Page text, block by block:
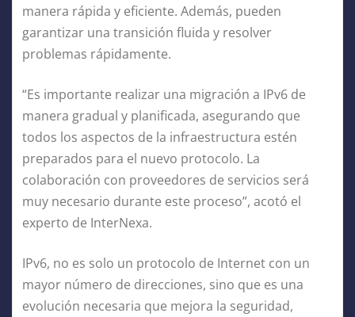
manera rápida y eficiente. Además, pueden
garantizar una transición fluida y resolver
problemas rápidamente.
“Es importante realizar una migración a IPv6 de
manera gradual y planificada, asegurando que
todos los aspectos de la infraestructura estén
preparados para el nuevo protocolo. La
colaboración con proveedores de servicios será
muy necesario durante este proceso”, acotó el
experto de InterNexa.
IPv6, no es solo un protocolo de Internet con un
mayor número de direcciones, sino que es una
evolución necesaria que mejora la seguridad,